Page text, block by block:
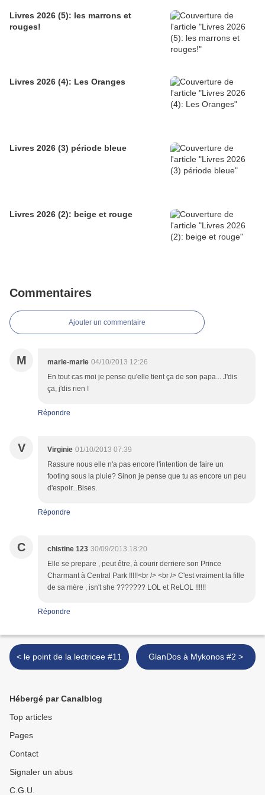
Livres 2026 (5): les marrons et
rouges!
Livres 2026 (4): Les Oranges
Livres 2026 (3) période bleue
Livres 2026 (2): beige et rouge
Commentaires
Ajouter un commentaire
M marie-marie 04/10/2013 12:26
En tout cas moi je pense qu'elle tient ça de son papa... J'dis
ça, j'dis rien !
Répondre
V Virginie 01/10/2013 07:39
Rassure nous elle n'a pas encore l'intention de faire un
footing sous la pluie? Sinon je pense que tu as encore un peu
d'espoir...Bises.
Répondre
C chistine 123 30/09/2013 18:20
Elle se prepare , peut être, à courir derriere son Prince
Charmant à Central Park !!!!!<br /> <br /> C'est vraiment la fille
de sa mère , isn't she ??????? LOL et ReLOL !!!!!!
Répondre
< le point de la lectricee #11 GlanDos à Mykonos #2 >
Hébergé par Canalblog
Top articles
Pages
Contact
Signaler un abus
C.G.U.